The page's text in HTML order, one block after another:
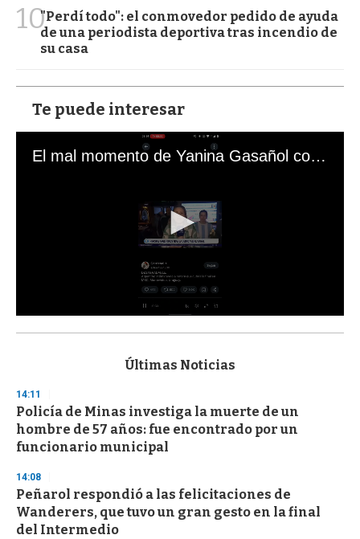
10"Perdí todo": el conmovedor pedido de ayuda
de una periodista deportiva tras incendio de
su casa
Te puede interesar
El mal momento de Yanina Gasañol con un hincha argentino en "Subrayado"
s
d
s
o
f
3
s
e
c
o
n
Últimas Noticias
14:11
Policía de Minas investiga la muerte de un
hombre de 57 años: fue encontrado por un
funcionario municipal
14:08
Peñarol respondió a las felicitaciones de
Wanderers, que tuvo un gran gesto en la final
del Intermedio